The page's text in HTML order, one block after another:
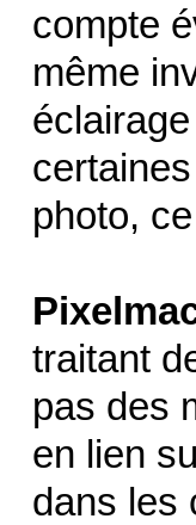
compte
même
photo,
traitant
pas des
en lien
dans les